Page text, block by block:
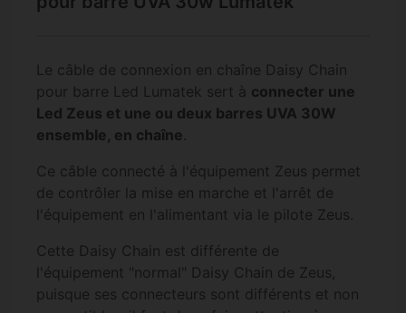
Le câble de connexion en chaîne Daisy Chain
pour barre Led Lumatek sert à connecter une
Led Zeus et une ou deux barres UVA 30W
ensemble, en chaîne.
Ce câble connecté à l'équipement Zeus permet
de contrôler la mise en marche et l'arrêt de
l'équipement en l'alimentant via le pilote Zeus.
Cette Daisy Chain est différente de
l'équipement "normal" Daisy Chain de Zeus,
puisque ses connecteurs sont différents et non